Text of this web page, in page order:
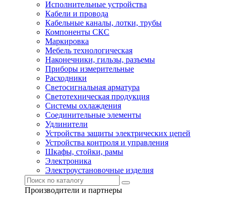
Исполнительные устройства
Кабели и провода
Кабельные каналы, лотки, трубы
Компоненты СКС
Маркировка
Мебель технологическая
Наконечники, гильзы, разъемы
Приборы измерительные
Расходники
Светосигнальная арматура
Светотехническая продукция
Системы охлаждения
Соединительные элементы
Удлинители
Устройства защиты электрических цепей
Устройства контроля и управления
Шкафы, стойки, рамы
Электроника
Электроустановочные изделия
Производители и партнеры